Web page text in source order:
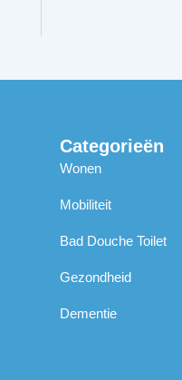
Categorieën
Wonen
Mobiliteit
Bad Douche Toilet
Gezondheid
Dementie